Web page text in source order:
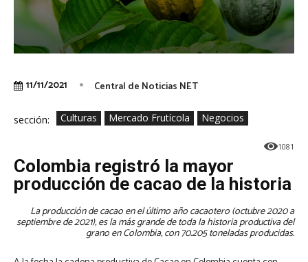
11/11/2021 Central de Noticias NET
sección: Culturas Mercado Frutícola Negocios
1081
Colombia registró la mayor
producción de cacao de la historia
La producción de cacao en el último año cacaotero (octubre 2020 a
septiembre de 2021), es la más grande de toda la historia productiva del
grano en Colombia, con 70.205 toneladas producidas.